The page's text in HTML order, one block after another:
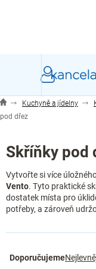
Kuchyně a jídelny
pod dřez
Skříňky pod
Vytvořte si více
Vento. Tyto praktické
dostatek místa pro
potřeby, a zároveň
a
Doporučujeme